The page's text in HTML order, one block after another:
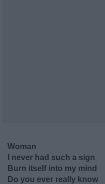
Woman
I never had such a sign
Burn itself into my mind
Do you ever really know